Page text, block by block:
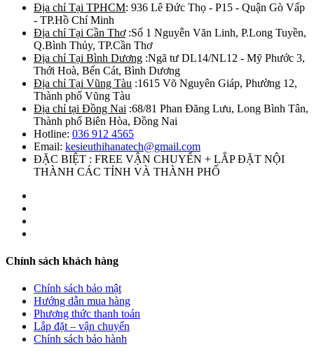
Địa chỉ Tại TPHCM: 936 Lê Đức Thọ - P15 - Quận Gò Vấp
- TP.Hồ Chí Minh
Địa chỉ Tại Cần Thơ:Số 1 Nguyễn Văn Linh, P.Long Tuyền,
Q.Bình Thủy, TP.Cần Thơ
Địa chỉ Tại Bình Dương :Ngã tư DL14/NL12 - Mỹ Phước 3,
Thới Hoà, Bến Cát, Bình Dương
Địa chỉ Tại Vũng Tàu :1615 Võ Nguyên Giáp, Phường 12,
Thành phố Vũng Tàu
Địa chỉ tại Đồng Nai :68/81 Phan Đăng Lưu, Long Bình Tân,
Thành phố Biên Hòa, Đồng Nai
Hotline: 036 912 4565
Email: kesieuthihanatech@gmail.com
ĐẶC BIỆT : FREE VẬN CHUYỂN + LẮP ĐẶT NỘI
THÀNH CÁC TỈNH VÀ THÀNH PHỐ
Chính sách khách hàng
Chính sách bảo mật
Hướng dẫn mua hàng
Phương thức thanh toán
Lắp đặt – vận chuyển
Chính sách bảo hành